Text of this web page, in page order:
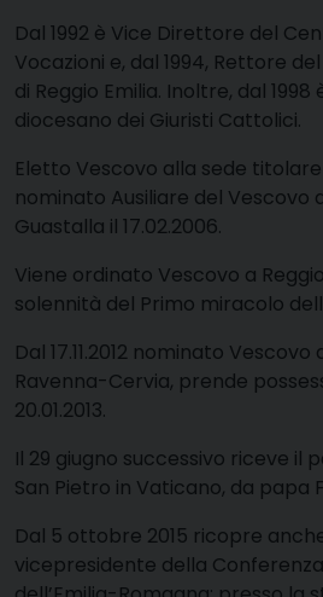
Dal 1992 è Vice Direttore del
Vocazioni e, dal 1994, Rettore
di Reggio Emilia. Inoltre, dal 1998
diocesano dei Giuristi Cattolici.
Eletto Vescovo alla sede
nominato Ausiliare del Vescovo
Guastalla il 17.02.2006.
Viene ordinato Vescovo a
solennità del Primo miracolo
Dal 17.11.2012 nominato
Ravenna-Cervia, prende
20.01.2013.
Il 29 giugno successivo riceve il
San Pietro in Vaticano, da papa
Dal 5 ottobre 2015 ricopre
vicepresidente della